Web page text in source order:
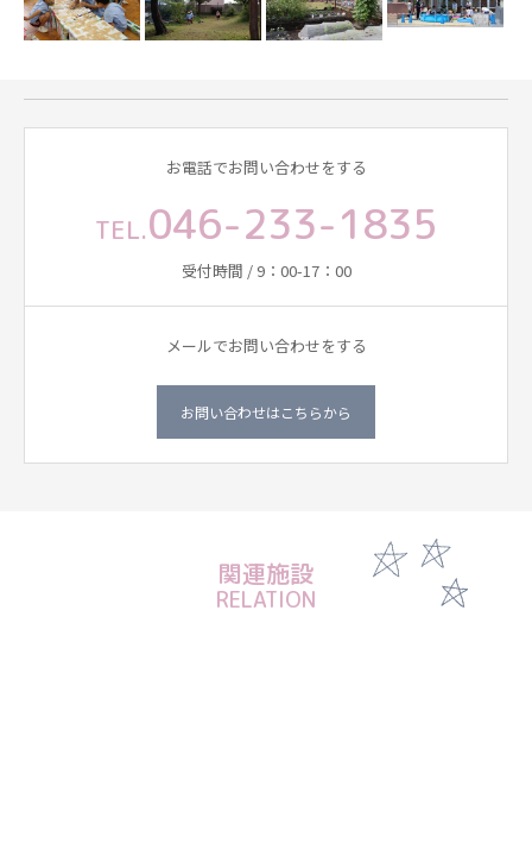
お電話でお問い合わせをする
TEL.046-233-1835
受付時間 / 9：00-17：00
メールでお問い合わせをする
お問い合わせはこちらから
関連施設
RELATION